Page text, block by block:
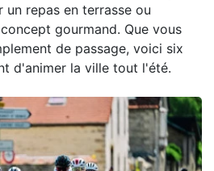
un repas en terrasse ou
gourmand. Que vous
de passage, voici six
d'animer la ville tout l'été.